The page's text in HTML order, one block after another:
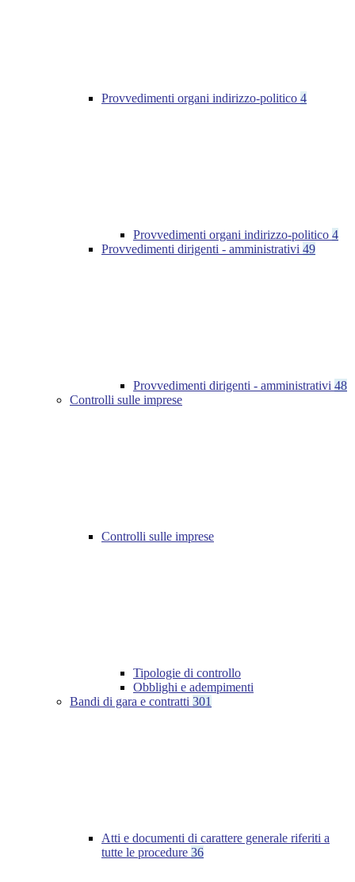
Provvedimenti organi indirizzo-politico 4
Provvedimenti organi indirizzo-politico 4
Provvedimenti dirigenti - amministrativi 49
Provvedimenti dirigenti - amministrativi 48
Controlli sulle imprese
Controlli sulle imprese
Tipologie di controllo
Obblighi e adempimenti
Bandi di gara e contratti 301
Atti e documenti di carattere generale riferiti a
tutte le procedure 36